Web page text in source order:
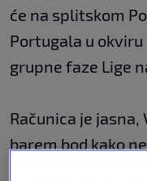
će na splitskom
Portugala u
grupne faze Lige
Računica je
barem bod kako